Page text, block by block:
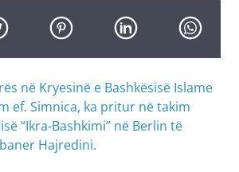
në Kryesinë e Bashkësisë Islame
ef. Simnica, ka pritur në takim
“Ikra-Bashkimi” në Berlin të
Hajredini.